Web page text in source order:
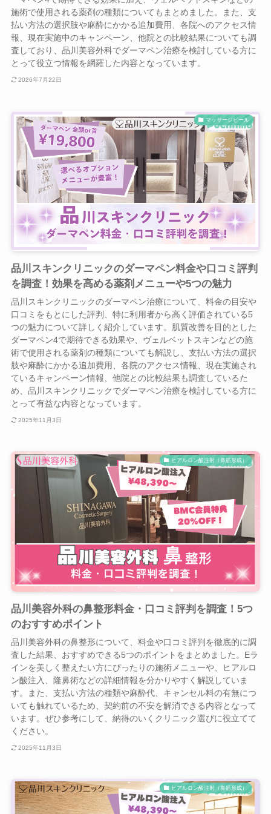
施術で使用される薬剤の種類についてもまとめました。また、支
払い方法の選択肢や麻酔にかかる追加費用、各院へのアクセス情
報、現在実施中のキャンペーン、他院との比較結果についても調
査しており、品川美容外科でダーマペン治療を検討している方に
とって役立つ情報を網羅した内容となっています。
2026年7月22日
マッサージピール
品川スキンクリニックのダーマペン料金や口コミ評判
を調査！効果を高める薬剤メニューや5つの魅力
品川スキンクリニックのダーマペン治療について、料金の目安や
口コミをもとにした評判、特に利用者から高く評価されている5
つの魅力について詳しく紹介しています。肌質改善を目的とした
ダーマペン4で期待できる効果や、ヴェルベットスキンなどの施
術で使用される薬剤の種類についても解説し、支払い方法の選択
肢や麻酔にかかる追加費用、各院のアクセス情報、現在実施され
ているキャンペーン情報、他院との比較結果も調査しているた
め、品川スキンクリニックでダーマペン治療を検討している方に
とって有益な内容となっています。
2025年11月3日
ヒアルロン酸注射（鼻筋形成）
品川美容外科の鼻整形料金・口コミ評判を調査！5つ
のおすすめポイント
品川美容外科の鼻整形について、料金や口コミ評判を徹底的に調
査した結果、おすすめできる5つのポイントをまとめました。Eラ
インを美しく整えたい方にぴったりの施術メニューや、ヒアルロ
ン酸注入、隆鼻術などの詳細情報を分かりやすく解説していま
す。また、支払い方法の種類や麻酔代、キャンセル料の有無につ
いても触れているため、契約前の不安を解消できる内容となって
います。ぜひ参考にして、納得のいくクリニック選びに役立てて
ください。
2025年11月3日
ヒアルロン酸注射（鼻筋形成）